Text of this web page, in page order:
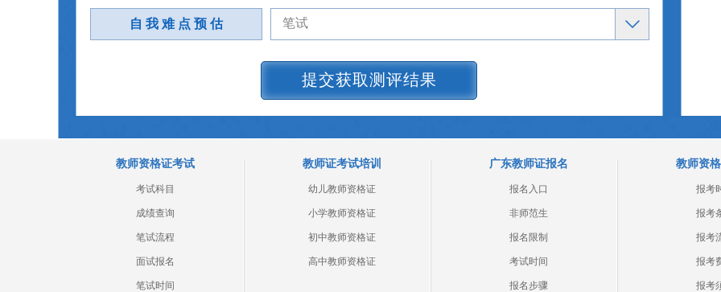
自 我 难 点 预 估
提交获取测评结果
教师资格证考试
考试科目
成绩查询
笔试流程
面试报名
笔试时间
教师证考试培训
幼儿教师资格证
小学教师资格证
初中教师资格证
高中教师资格证
广东教师证报名
报名入口
非师范生
报名限制
考试时间
报名步骤
教师资
报考
报考
报考
报考
报考